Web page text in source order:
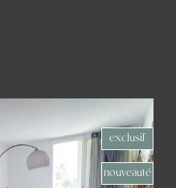
exclusif
nouveauté